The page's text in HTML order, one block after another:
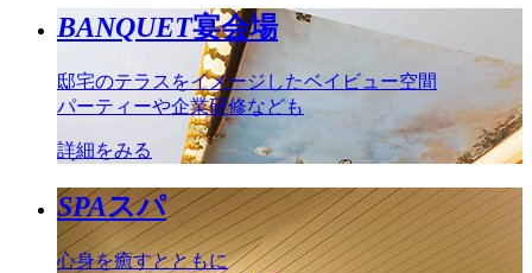
BANQUET宴会場
邸宅のテラスをイメージしたベイビュー空間
パーティーや企業研修なども
詳細をみる
SPAスパ
心身を癒すとともに